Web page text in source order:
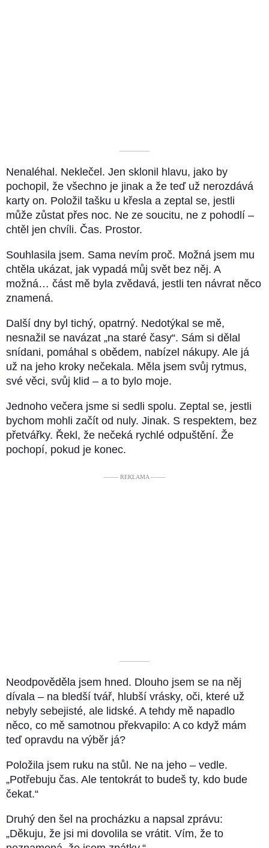
––––––––––
Nenaléhal. Neklečel. Jen sklonil hlavu, jako by
pochopil, že všechno je jinak a že teď už nerozdává
karty on. Položil tašku u křesla a zeptal se, jestli
může zůstat přes noc. Ne ze soucitu, ne z pohodlí –
chtěl jen chvíli. Čas. Prostor.
Souhlasila jsem. Sama nevím proč. Možná jsem mu
chtěla ukázat, jak vypadá můj svět bez něj. A
možná… část mě byla zvědavá, jestli ten návrat něco
znamená.
Další dny byl tichý, opatrný. Nedotýkal se mě,
nesnažil se navázat „na staré časy“. Sám si dělal
snídani, pomáhal s obědem, nabízel nákupy. Ale já
už na jeho kroky nečekala. Měla jsem svůj rytmus,
své věci, svůj klid – a to bylo moje.
Jednoho večera jsme si sedli spolu. Zeptal se, jestli
bychom mohli začít od nuly. Jinak. S respektem, bez
přetvářky. Řekl, že nečeká rychlé odpuštění. Že
pochopí, pokud je konec.
––––– REKLAMA –––––
––––––––––
Neodpověděla jsem hned. Dlouho jsem se na něj
dívala – na bledší tvář, hlubší vrásky, oči, které už
nebyly sebejisté, ale lidské. A tehdy mě napadlo
něco, co mě samotnou překvapilo: A co když mám
teď opravdu na výběr já?
Položila jsem ruku na stůl. Ne na jeho – vedle.
„Potřebuju čas. Ale tentokrát to budeš ty, kdo bude
čekat.“
Druhý den šel na procházku a napsal zprávu:
„Děkuju, že jsi mi dovolila se vrátit. Vím, že to